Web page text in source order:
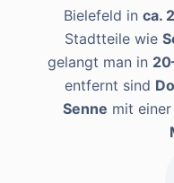
Bielefeld in ca.
Stadtteile wie
gelangt man in
entfernt sind
Senne mit